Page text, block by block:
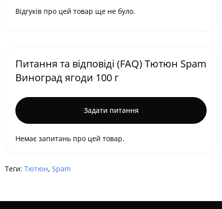
Відгуків про цей товар ще не було.
Питання та відповіді (FAQ) Тютюн Spam
Виноград ягоди 100 г
Задати питання
Немає запитань про цей товар.
Теги: Тютюн, Spam